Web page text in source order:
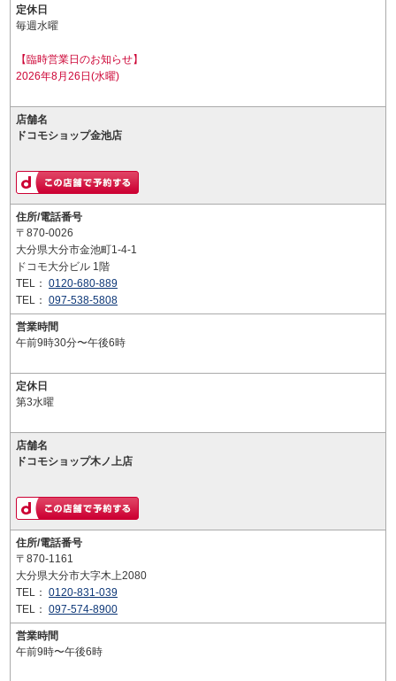
定休日
毎週水曜
【臨時営業日のお知らせ】
2026年8月26日(水曜)
店舗名
ドコモショップ金池店
住所/電話番号
〒870-0026
大分県大分市金池町1-4-1
ドコモ大分ビル 1階
TEL： 0120-680-889
TEL： 097-538-5808
営業時間
午前9時30分〜午後6時
定休日
第3水曜
店舗名
ドコモショップ木ノ上店
住所/電話番号
〒870-1161
大分県大分市大字木上2080
TEL： 0120-831-039
TEL： 097-574-8900
営業時間
午前9時〜午後6時